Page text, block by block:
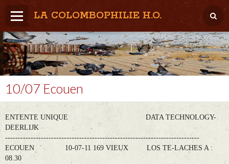
LA COLOMBOPHILIE H.O.
Home
Météo / Het weer
Lâcher / Los
Result. clubs, Provincial, (Inter)National
RFCB / KBDB
10/07 Ecouen
ENTENTE UNIQUE DATA TECHNOLOGY-
DEERLIJK
----------------------------------------------------------------------------
ECOUEN 10-07-11 169 VIEUX LOS TE-LACHES A :
08.30